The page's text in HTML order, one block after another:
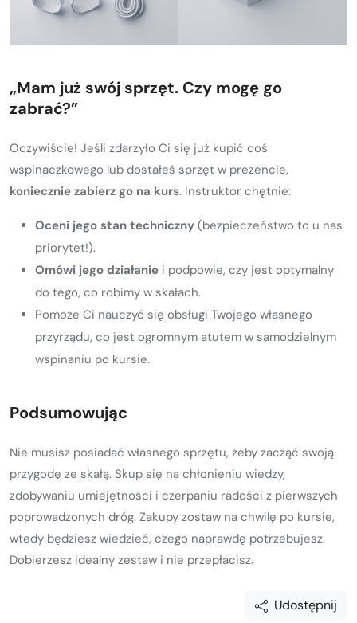
„Mam już swój sprzęt. Czy mogę go
zabrać?”
Oczywiście! Jeśli zdarzyło Ci się już kupić coś
wspinaczkowego lub dostałeś sprzęt w prezencie,
koniecznie zabierz go na kurs. Instruktor chętnie:
Oceni jego stan techniczny (bezpieczeństwo to u nas
priorytet!).
Omówi jego działanie i podpowie, czy jest optymalny
do tego, co robimy w skałach.
Pomoże Ci nauczyć się obsługi Twojego własnego
przyrządu, co jest ogromnym atutem w samodzielnym
wspinaniu po kursie.
Podsumowując
Nie musisz posiadać własnego sprzętu, żeby zacząć swoją
przygodę ze skałą. Skup się na chłonieniu wiedzy,
zdobywaniu umiejętności i czerpaniu radości z pierwszych
poprowadzonych dróg. Zakupy zostaw na chwilę po kursie,
wtedy będziesz wiedzieć, czego naprawdę potrzebujesz.
Dobierzesz idealny zestaw i nie przepłacisz.
Udostępnij